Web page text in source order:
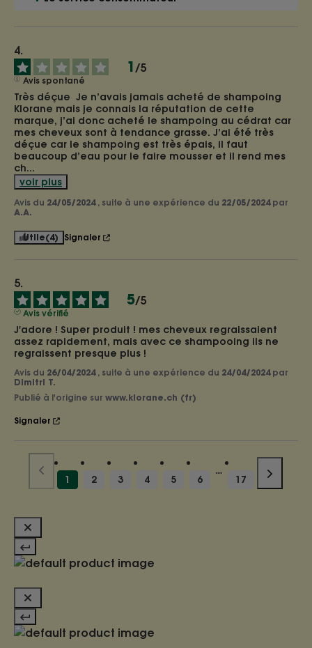
1/5
Avis spontané
Très déçue  Je n’avais jamais acheté de shampoing
Klorane mais je connais la réputation de cette
marque, j’ai donc acheté le shampoing au cédrat car
mes cheveux sont à tendance grasse. J’ai été très
déçue car le shampoing est très épais, il faut
beaucoup d’eau pour le faire mousser et il rend mes
ch...
voir plus
Avis du 24/05/2024 , suite à une expérience du 22/05/2024 par
A.A.
Utile(4) Signaler
5/5
Avis vérifié
J'adore ! Super produit ! mes cheveux regraissaient
assez rapidement, mais avec ce shampooing ils ne
regraissent presque plus !
Avis du 26/04/2024 , suite à une expérience du 24/04/2024 par
Dimitri T.
Publié à l'origine sur www.klorane.ch (fr)
Signaler
1 2 3 4 5 6 17